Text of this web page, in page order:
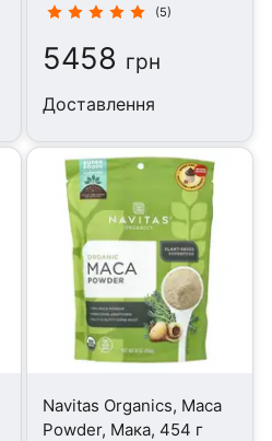
(5)
5458 грн
Доставлення
Navitas Organics, Maca
Powder, Мака, 454 г